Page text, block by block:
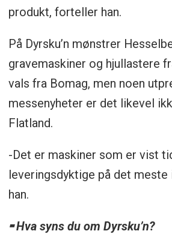
produkt, forteller han.
På Dyrsku’n mønstrer
gravemaskiner og hjullastere
vals fra Bomag, men noen
messenyheter er det likevel
Flatland.
-Det er maskiner som er vist
leveringsdyktige på det
han.
⁃ Hva syns du om Dyrsku’n?